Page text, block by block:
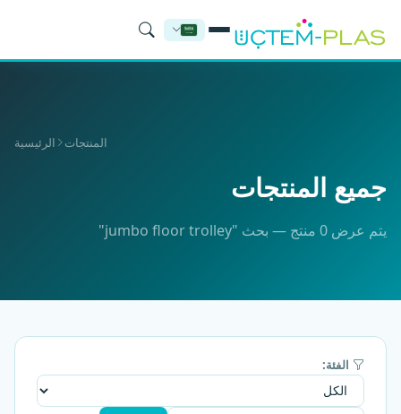
الرئيسية المنتجات
جميع المنتجات
يتم عرض 0 منتج — بحث "jumbo floor trolley"
الفئة: